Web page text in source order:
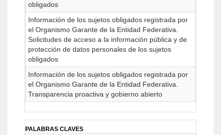
obligados
Información de los sujetos obligados registrada por
el Organismo Garante de la Entidad Federativa.
Solicitudes de acceso a la información pública y de
protección de datos personales de los sujetos
obligados
Información de los sujetos obligados registrada por
el Organismo Garante de la Entidad Federativa.
Transparencia proactiva y gobierno abierto
PALABRAS CLAVES